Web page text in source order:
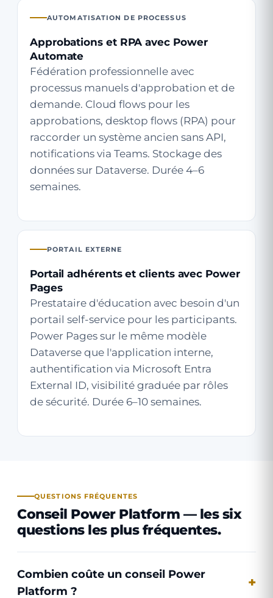
AUTOMATISATION DE PROCESSUS
Approbations et RPA avec Power
Automate
Fédération professionnelle avec
processus manuels d'approbation et de
demande. Cloud flows pour les
approbations, desktop flows (RPA) pour
raccorder un système ancien sans API,
notifications via Teams. Stockage des
données sur Dataverse. Durée 4–6
semaines.
PORTAIL EXTERNE
Portail adhérents et clients avec Power
Pages
Prestataire d'éducation avec besoin d'un
portail self-service pour les participants.
Power Pages sur le même modèle
Dataverse que l'application interne,
authentification via Microsoft Entra
External ID, visibilité graduée par rôles
de sécurité. Durée 6–10 semaines.
QUESTIONS FRÉQUENTES
Conseil Power Platform — les six
questions les plus fréquentes.
Combien coûte un conseil Power
Platform ?